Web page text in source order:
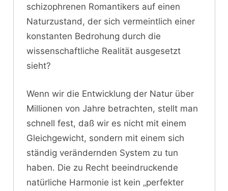
schizophrenen Romantikers auf einen
Naturzustand, der sich vermeintlich einer
konstanten Bedrohung durch die
wissenschaftliche Realität ausgesetzt
sieht?
Wenn wir die Entwicklung der Natur über
Millionen von Jahre betrachten, stellt man
schnell fest, daß wir es nicht mit einem
Gleichgewicht, sondern mit einem sich
ständig verändernden System zu tun
haben. Die zu Recht beeindruckende
natürliche Harmonie ist kein „perfekter